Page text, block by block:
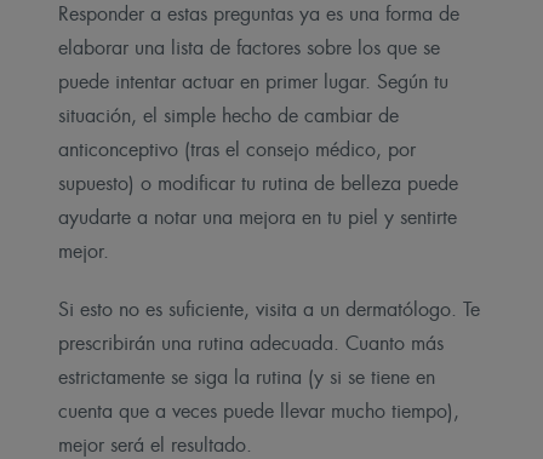
Responder a estas preguntas ya es una forma de
elaborar una lista de factores sobre los que se
puede intentar actuar en primer lugar. Según tu
situación, el simple hecho de cambiar de
anticonceptivo (tras el consejo médico, por
supuesto) o modificar tu rutina de belleza puede
ayudarte a notar una mejora en tu piel y sentirte
mejor.
Si esto no es suficiente, visita a un dermatólogo. Te
prescribirán una rutina adecuada. Cuanto más
estrictamente se siga la rutina (y si se tiene en
cuenta que a veces puede llevar mucho tiempo),
mejor será el resultado.